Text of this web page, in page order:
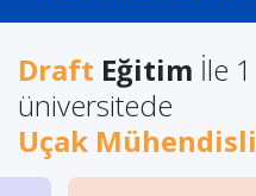
Draft Eğitim İle
üniversitede
Uçak